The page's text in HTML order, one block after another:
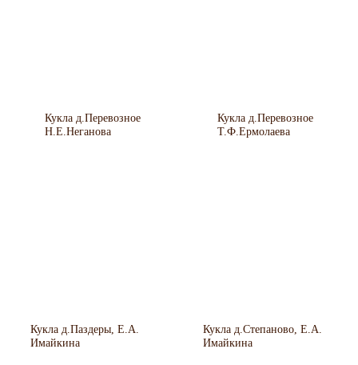
Кукла д.Перевозное
Н.Е.Неганова
Кукла д.Перевозное
Т.Ф.Ермолаева
Кукла д.Паздеры, Е.А.
Имайкина
Кукла д.Степаново, Е.А.
Имайкина